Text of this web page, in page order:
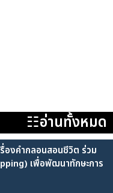
☷อ่านทั้งหมด
องคำกลอนสอนชีวิต ร่วม
เพื่อพัฒนาทักษะการ